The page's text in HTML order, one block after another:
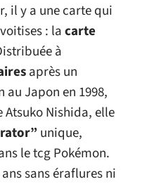
il y a une carte qui
: lacarte
à
après un
Japon en 1998,
Nishida, elle
unique,
le tcg Pokémon.
sans éraflures ni